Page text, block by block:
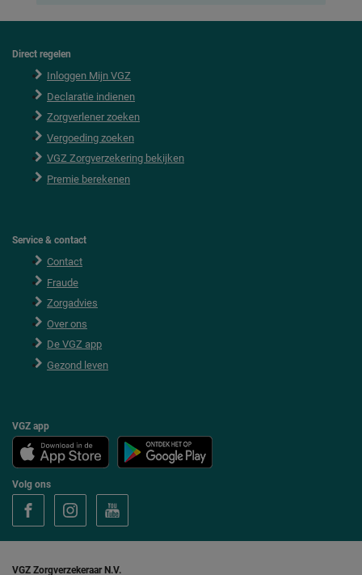
Direct regelen
Inloggen Mijn VGZ
Declaratie indienen
Zorgverlener zoeken
Vergoeding zoeken
VGZ Zorgverzekering bekijken
Premie berekenen
Service & contact
Contact
Fraude
Zorgadvies
Over ons
De VGZ app
Gezond leven
VGZ app
Volg ons
l
Z
l
Z
l
Z
VGZ Zorgverzekeraar N.V.